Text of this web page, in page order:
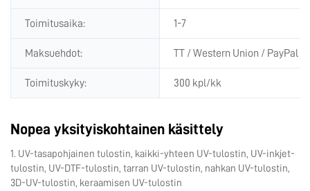
Toimitusaika: 1-7
Maksuehdot: TT / Western Union / PayPal /
Toimituskyky: 300 kpl/kk
Nopea yksityiskohtainen käsittely
1. UV-tasapohjainen tulostin, kaikki-yhteen UV-tulostin, UV-inkjet-
tulostin, UV-DTF-tulostin, tarran UV-tulostin, nahkan UV-tulostin,
3D-UV-tulostin, keraamisen UV-tulostin